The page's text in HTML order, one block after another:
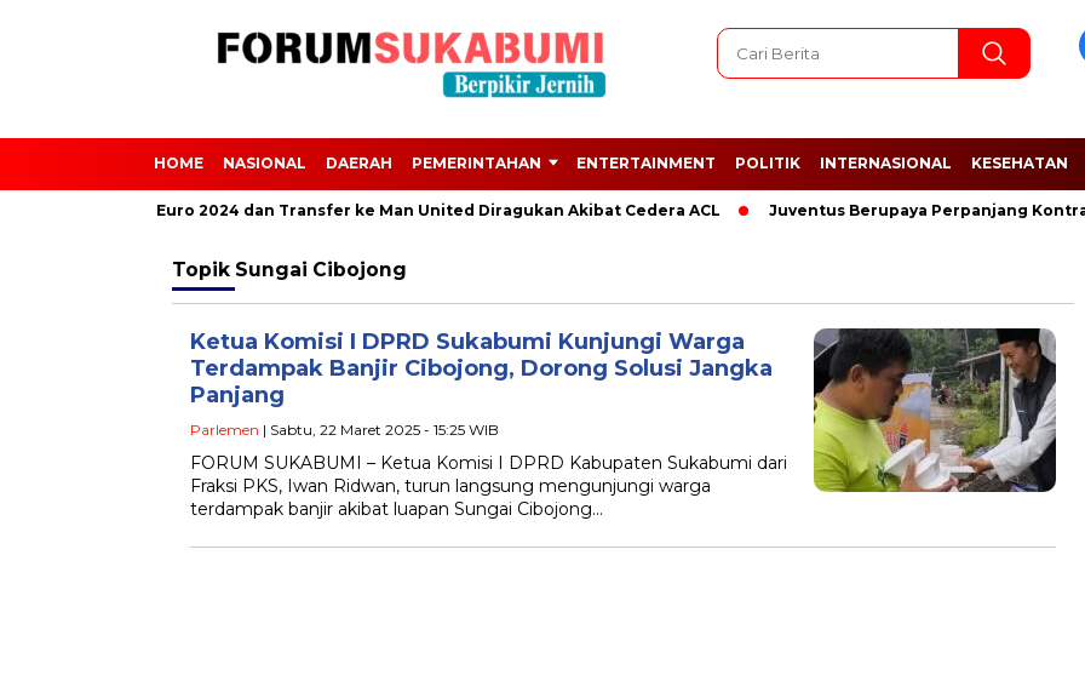
HOME NASIONAL DAERAH PEMERINTAHAN ENTERTAINMENT POLITIK INTERNASIONAL KESEHATAN
Absen dari Euro 2024 dan Transfer ke Man United Diragukan Akibat Cedera ACL Juventus Berupaya Perpanjang
Topik Sungai Cibojong
Ketua Komisi I DPRD Sukabumi Kunjungi Warga
Terdampak Banjir Cibojong, Dorong Solusi Jangka
Panjang
Parlemen | Sabtu, 22 Maret 2025 - 15:25 WIB
FORUM SUKABUMI – Ketua Komisi I DPRD Kabupaten Sukabumi dari
Fraksi PKS, Iwan Ridwan, turun langsung mengunjungi warga
terdampak banjir akibat luapan Sungai Cibojong…